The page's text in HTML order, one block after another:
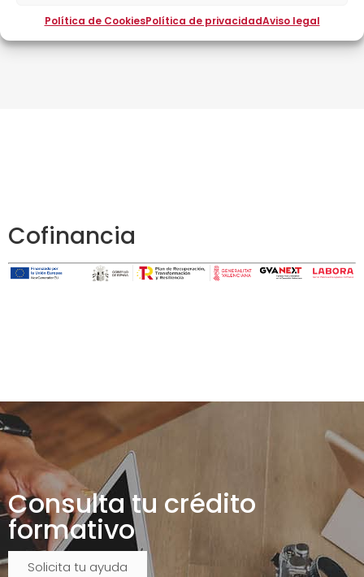
Política de CookiesPolítica de privacidadAviso legal
Cofinancia
Consulta tu crédito
formativo
Solicita tu ayuda